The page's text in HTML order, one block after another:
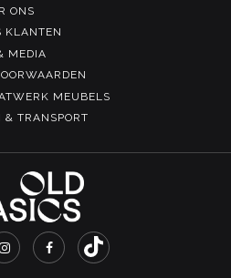
ONS
KLANTEN
MEDIA
MEUBELS
& TRANSPORT